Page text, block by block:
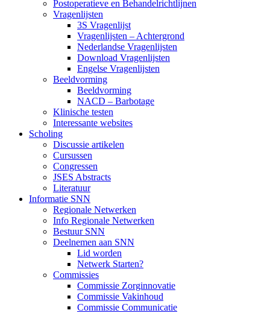
Postoperatieve en Behandelrichtlijnen
Vragenlijsten
3S Vragenlijst
Vragenlijsten – Achtergrond
Nederlandse Vragenlijsten
Download Vragenlijsten
Engelse Vragenlijsten
Beeldvorming
Beeldvorming
NACD – Barbotage
Klinische testen
Interessante websites
Scholing
Discussie artikelen
Cursussen
Congressen
JSES Abstracts
Literatuur
Informatie SNN
Regionale Netwerken
Info Regionale Netwerken
Bestuur SNN
Deelnemen aan SNN
Lid worden
Netwerk Starten?
Commissies
Commissie Zorginnovatie
Commissie Vakinhoud
Commissie Communicatie